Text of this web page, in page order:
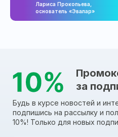
Лариса Прокопьева,
основатель «Эвалар»
за
Будь в курсе новостей и
подпишись на рассылку и
10%! Только для новых